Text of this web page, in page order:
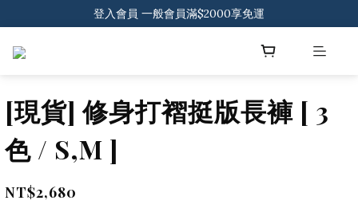
登入會員 一般會員滿$2000享免運
下載官方APP 領300元優惠券
登入會員 一般會員滿$2000享免運
[現貨] 修身打褶挺版長褲 [ 3
色 / S,M ]
NT$2,680